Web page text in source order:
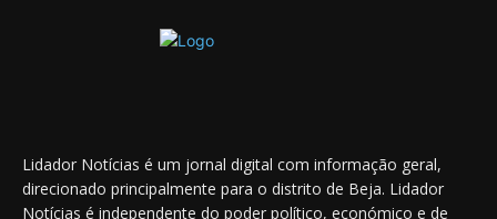
Lidador Notícias é um jornal digital com informação geral,
direcionado principalmente para o distrito de Beja. Lidador
Notícias é independente do poder político, económico e de